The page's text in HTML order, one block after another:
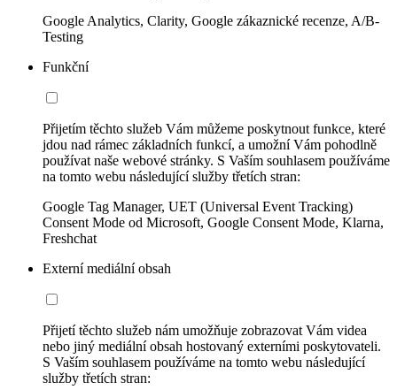
Google Analytics, Clarity, Google zákaznické recenze, A/B-
Testing
Funkční
Přijetím těchto služeb Vám můžeme poskytnout funkce, které
jdou nad rámec základních funkcí, a umožní Vám pohodlně
používat naše webové stránky. S Vaším souhlasem používáme
na tomto webu následující služby třetích stran:
Google Tag Manager, UET (Universal Event Tracking)
Consent Mode od Microsoft, Google Consent Mode, Klarna,
Freshchat
Externí mediální obsah
Přijetí těchto služeb nám umožňuje zobrazovat Vám videa
nebo jiný mediální obsah hostovaný externími poskytovateli.
S Vaším souhlasem používáme na tomto webu následující
služby třetích stran: